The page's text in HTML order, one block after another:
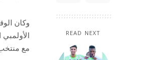
READ NEXT
وكان
مع منتخب